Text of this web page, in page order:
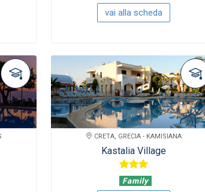
vai alla scheda
CRETA, GRECIA - KAMISIANA
Kastalia Village
Family